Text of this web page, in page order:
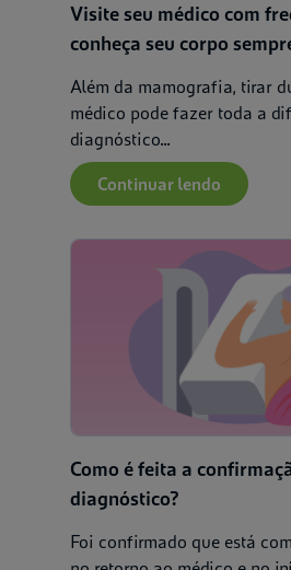
Visite seu médico com
conheça seu corpo
Além da mamografia, tirar
médico pode fazer toda a
diagnóstico...
Continuar lendo
Como é feita a
diagnóstico?
Foi confirmado que está